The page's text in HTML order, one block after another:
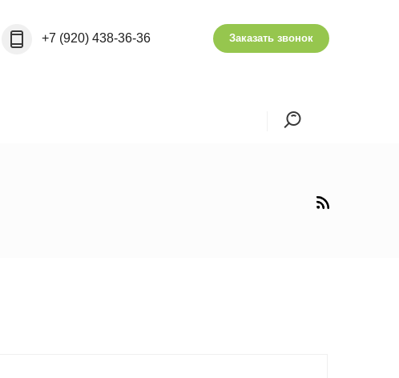
+7 (920) 438-36-36 Заказать звонок